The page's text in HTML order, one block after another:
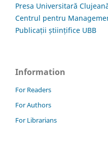
Presa Universitară
Centrul pentru
Publicații științifice UBB
Information
For Readers
For Authors
For Librarians